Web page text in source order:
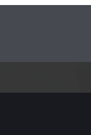
kleinen
die
Ein